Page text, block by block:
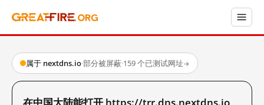
属于 nextdns.io·部分被屏蔽·159 个已测试网址→